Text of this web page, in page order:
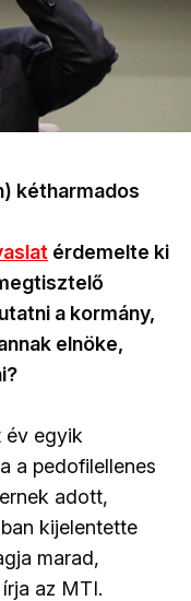
kétharmados
érdemelte ki
a kormány,
elnöke,
év egyik
a pedofilellenes
adott,
kijelentette
marad,
az MTI.